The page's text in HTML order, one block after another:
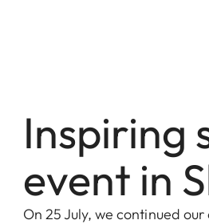
Inspiring
event in
On 25 July, we continued